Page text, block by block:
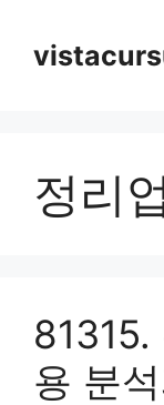
content
정리
81315.
용 분